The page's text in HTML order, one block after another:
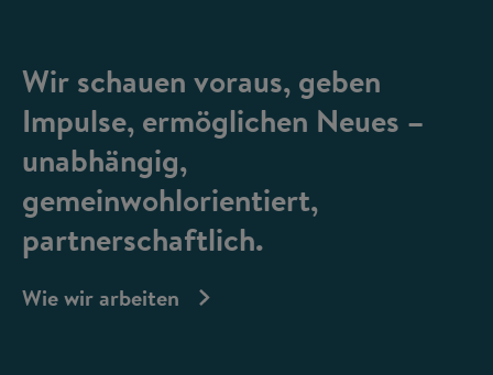
Wir schauen voraus, geben
Impulse, ermöglichen Neues –
unabhängig,
gemeinwohlorientiert,
partnerschaftlich.
Wie wir arbeiten